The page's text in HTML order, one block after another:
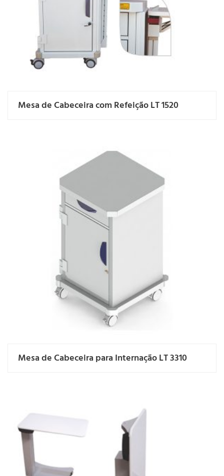
Mesa de Cabeceira com Refeição LT 1520
Mesa de Cabeceira para Internação LT 3310